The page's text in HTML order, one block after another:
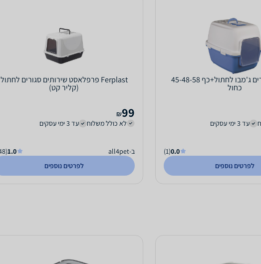
שירותים סגורים ג'מבו לחתול+כף 45-48-58
כחול
עד 3 ימי עסקים
0.0
(1)
לפרטים נוספים
Ferplast פרפלאסט שירותים סגורים לחתול
(קליר קט)
99
₪
לא כולל משלוח
עד 3 ימי עסקים
ב-all4pet 1.0
(848)
לפרטים נוספים